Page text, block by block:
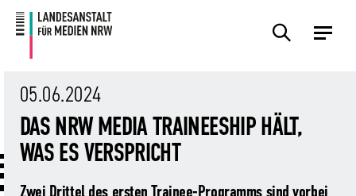
Zum
Inhalt
Zur
Navigation
Themen
Übersicht
Hass
Events
Übersicht
Audiopreis
Service
Übersicht
Angebote
Angebote
Übersicht
Frage?
Wir
Über
Übersicht
Die
Regulierung
Übersicht
TV
und
Übersicht
Für
Anbietende
Die
Übersicht
Der
Presse
Übersicht
Pressemitteilungen
05.06.2024
DAS NRW MEDIA TRAINEESHIP HÄLT,
WAS ES VERSPRICHT